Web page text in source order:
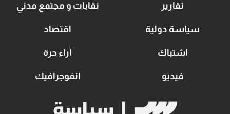
تقارير نقابات و مجتمع مدني
سياسة دولية اقتصاد
اشتباك آراء حرة
فيديو انفوجرافيك